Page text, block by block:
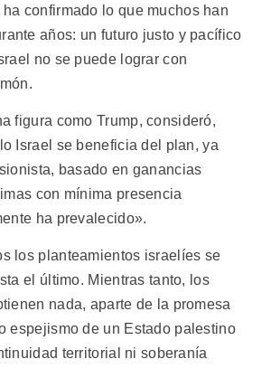
confirmado lo que muchos han
años: un futuro justo y pacífico
no se puede lograr con
figura como Trump, consideró,
Israel se beneficia del plan, ya
basado en ganancias
con mínima presencia
ha prevalecido».
los planteamientos israelíes se
el último. Mientras tanto, los
nada, aparte de la promesa
espejismo de un Estado palestino
territorial ni soberanía